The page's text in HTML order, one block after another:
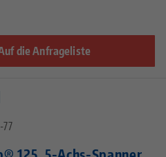
die Anfrageliste